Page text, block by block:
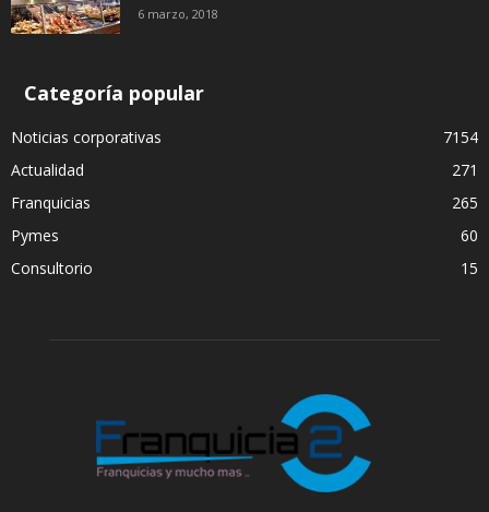
6 marzo, 2018
Categoría popular
Noticias corporativas
7154
Actualidad
271
Franquicias
265
Pymes
60
Consultorio
15